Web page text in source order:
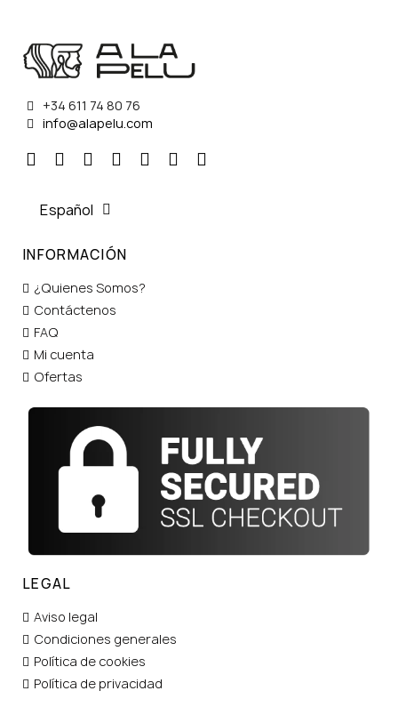
+34 611 74 80 76
info@alapelu.com
Español
INFORMACIÓN
¿Quienes Somos?
Contáctenos
FAQ
Mi cuenta
Ofertas
LEGAL
Aviso legal
Condiciones generales
Política de cookies
Política de privacidad